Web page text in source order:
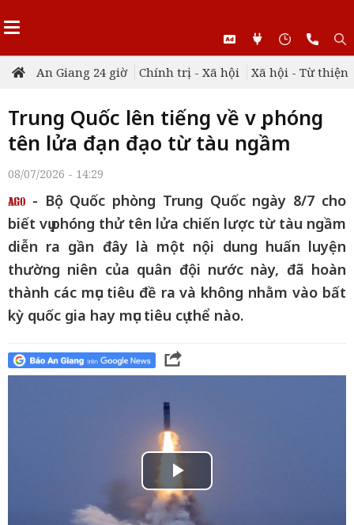
An Giang 24 giờ Chính trị - Xã hội Xã hội - Từ thiện
Trung Quốc lên tiếng về vụ phóng
tên lửa đạn đạo từ tàu ngầm
08/07/2026 - 14:29
- Bộ Quốc phòng Trung Quốc ngày 8/7 cho
biết vụ phóng thử tên lửa chiến lược từ tàu ngầm
diễn ra gần đây là một nội dung huấn luyện
thường niên của quân đội nước này, đã hoàn
thành các mục tiêu đề ra và không nhằm vào bất
kỳ quốc gia hay mục tiêu cụ thể nào.